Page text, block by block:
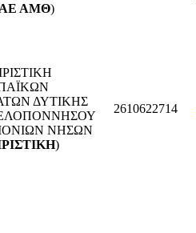
ΑΜΘ)
ΔΥΤΙΚΗΣ
ΝΗΣΩΝ
)
2610622714